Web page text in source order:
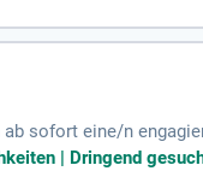
sofort eine/n
Werden
| Dringend